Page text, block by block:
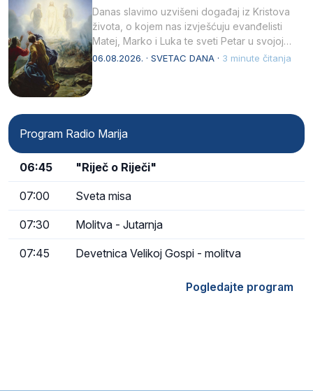
Danas slavimo uzvišeni događaj iz Kristova
života, o kojem nas izvješćuju evanđelisti
Matej, Marko i Luka te sveti Petar u svojoj
drugoj…
06.08.2026. · SVETAC DANA · 3 minute čitanja
Program Radio Marija
06:45 "Riječ o Riječi"
07:00 Sveta misa
07:30 Molitva - Jutarnja
07:45 Devetnica Velikoj Gospi - molitva
Pogledajte program